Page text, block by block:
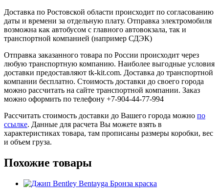
Доставка по Ростовской области происходит по согласованию
даты и времени за отдельную плату. Отправка электромобиля
возможна как автобусом с главного автовокзала, так и
транспортной компанией (например СДЭК)
Отправка заказанного товара по России происходит через
любую транспортную компанию. Наиболее выгодные условия
доставки предоставляют tk-kit.com. Доставка до транспортной
компании бесплатно. Стоимость доставки до своего города
можно рассчитать на сайте транспортной компании. Заказ
можно оформить по телефону +7-904-44-77-994
Рассчитать стоимость доставки до Вашего города можно по
ссылке. Данные для расчета Вы можете взять в
характеристиках товара, там прописаны размеры коробки, вес
и объем груза.
Похожие товары